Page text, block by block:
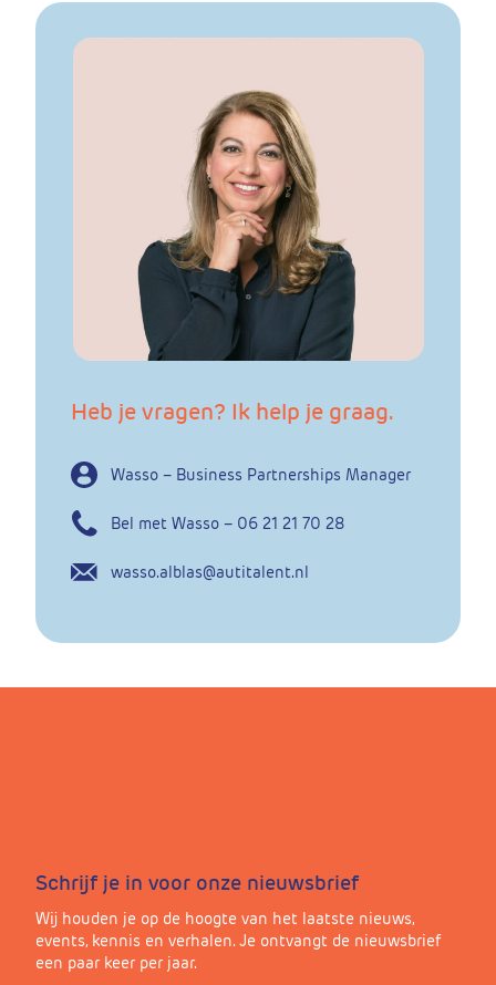
Heb je vragen? Ik help je graag.
Wasso – Business Partnerships Manager
Bel met Wasso – 06 21 21 70 28
wasso.alblas@autitalent.nl
Schrijf je in voor onze nieuwsbrief
Wij houden je op de hoogte van het laatste nieuws,
events, kennis en verhalen. Je ontvangt de nieuwsbrief
een paar keer per jaar.